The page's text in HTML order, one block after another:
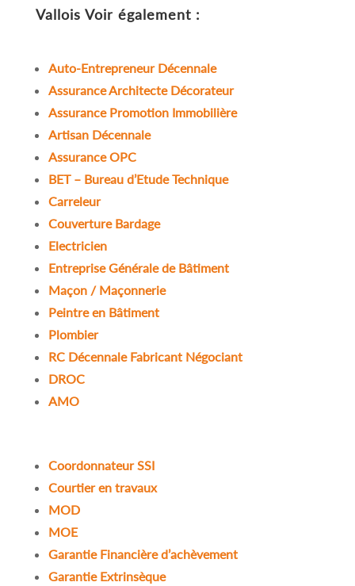
Vallois Voir également :
Auto-Entrepreneur Décennale
Assurance Architecte Décorateur
Assurance Promotion Immobilière
Artisan Décennale
Assurance OPC
BET – Bureau d’Etude Technique
Carreleur
Couverture Bardage
Electricien
Entreprise Générale de Bâtiment
Maçon / Maçonnerie
Peintre en Bâtiment
Plombier
RC Décennale Fabricant Négociant
DROC
AMO
Coordonnateur SSI
Courtier en travaux
MOD
MOE
Garantie Financière d’achèvement
Garantie Extrinsèque